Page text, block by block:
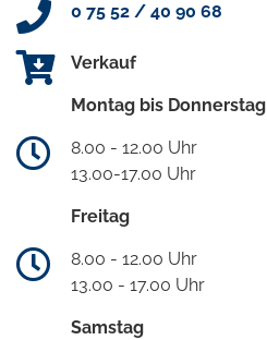
0 75 52 / 40 90 68
Verkauf
Montag bis Donnerstag
8.00 - 12.00 Uhr
13.00-17.00 Uhr
Freitag
8.00 - 12.00 Uhr
13.00 - 17.00 Uhr
Samstag